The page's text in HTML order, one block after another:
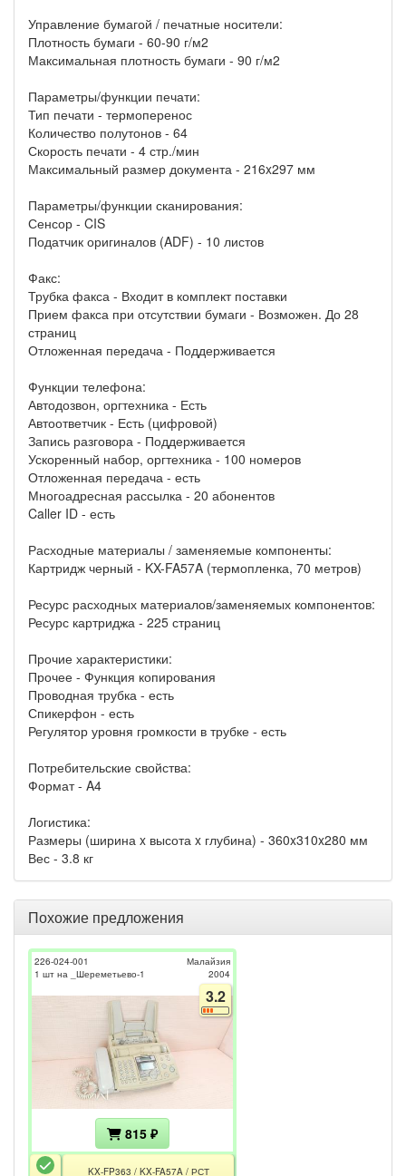
Управление бумагой / печатные носители:
Плотность бумаги - 60-90 г/м2
Максимальная плотность бумаги - 90 г/м2
Параметры/функции печати:
Тип печати - термоперенос
Количество полутонов - 64
Скорость печати - 4 стр./мин
Максимальный размер документа - 216x297 мм
Параметры/функции сканирования:
Сенсор - CIS
Податчик оригиналов (ADF) - 10 листов
Факс:
Трубка факса - Входит в комплект поставки
Прием факса при отсутствии бумаги - Возможен. До 28
страниц
Отложенная передача - Поддерживается
Функции телефона:
Автодозвон, оргтехника - Есть
Автоответчик - Есть (цифровой)
Запись разговора - Поддерживается
Ускоренный набор, оргтехника - 100 номеров
Отложенная передача - есть
Многоадресная рассылка - 20 абонентов
Caller ID - есть
Расходные материалы / заменяемые компоненты:
Картридж черный - KX-FA57A (термопленка, 70 метров)
Ресурс расходных материалов/заменяемых компонентов:
Ресурс картриджа - 225 страниц
Прочие характеристики:
Прочее - Функция копирования
Проводная трубка - есть
Спикерфон - есть
Регулятор уровня громкости в трубке - есть
Потребительские свойства:
Формат - A4
Логистика:
Размеры (ширина x высота x глубина) - 360x310x280 мм
Вес - 3.8 кг
Похожие предложения
226-024-001
1 шт на _Шереметьево-1
Малайзия
2004
3.2
815 ₽
KX-FP363 / KX-FA57A / РСТ